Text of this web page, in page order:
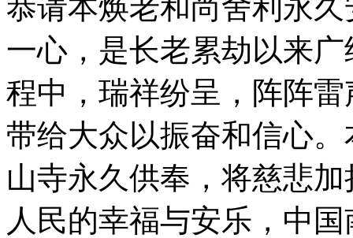
恭请本焕老和尚舍利永
一心，是长老累劫以来
程中，瑞祥纷呈，阵阵
带给大众以振奋和信心
山寺永久供奉，将慈悲
人民的幸福与安乐，中